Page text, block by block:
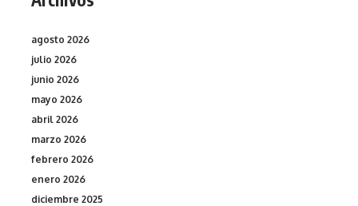
agosto 2026
julio 2026
junio 2026
mayo 2026
abril 2026
marzo 2026
febrero 2026
enero 2026
diciembre 2025